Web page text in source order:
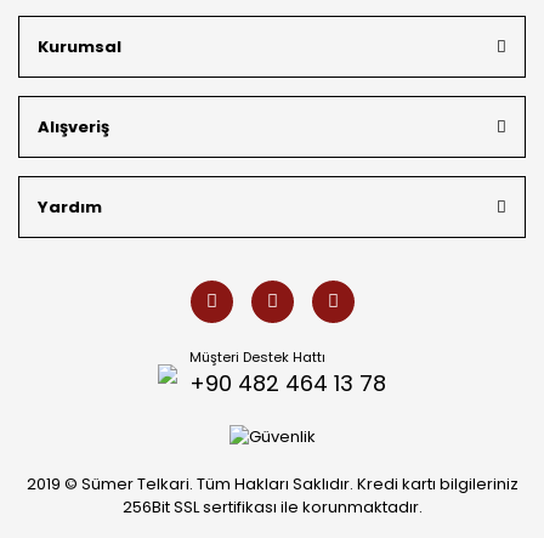
müşterilerimizin özel siparişlerini benzersiz bir titizlikle
hazırlıyor; köklü geçmişimizi geleceğin takı modasına
güvenle taşıyoruz.
Kurumsal
Alışveriş
Yardım
Müşteri Destek Hattı
+90 482 464 13 78
2019 © Sümer Telkari. Tüm Hakları Saklıdır. Kredi kartı bilgileriniz
256Bit SSL sertifikası ile korunmaktadır.